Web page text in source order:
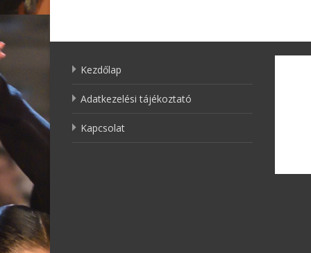
Kezdőlap
Adatkezelési tájékoztató
Kapcsolat